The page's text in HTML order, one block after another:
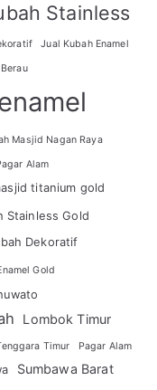
Stainless
Jual Kubah Enamel
Masjid Nagan Raya
Alam
titanium gold
Stainless Gold
Dekoratif
Gold
Lombok Timur
Timur Pagar Alam
Sumbawa Barat